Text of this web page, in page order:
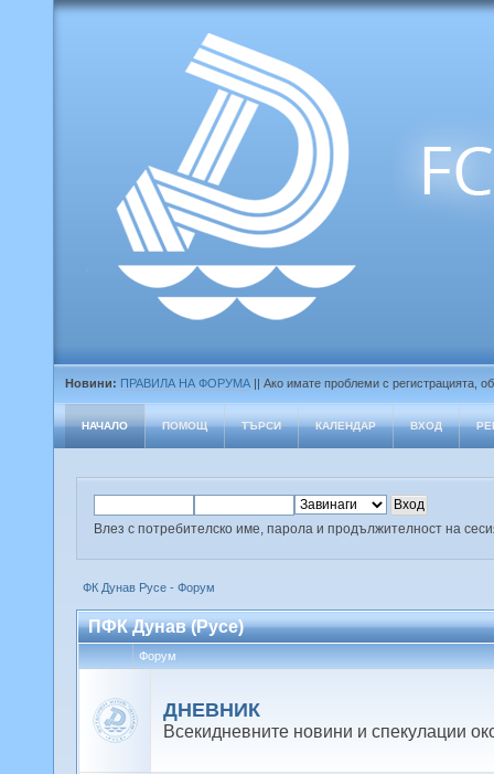
Новини: ПРАВИЛА НА ФОРУМА || Ако имате проблеми с регистрацията,
НАЧАЛО ПОМОЩ ТЪРСИ КАЛЕНДАР ВХОД
Влез с потребителско име, парола и продължителност на
ФК Дунав Русе - Форум
ПФК Дунав (Русе)
Форум
ДНЕВНИК
Всекидневните новини и спекулации